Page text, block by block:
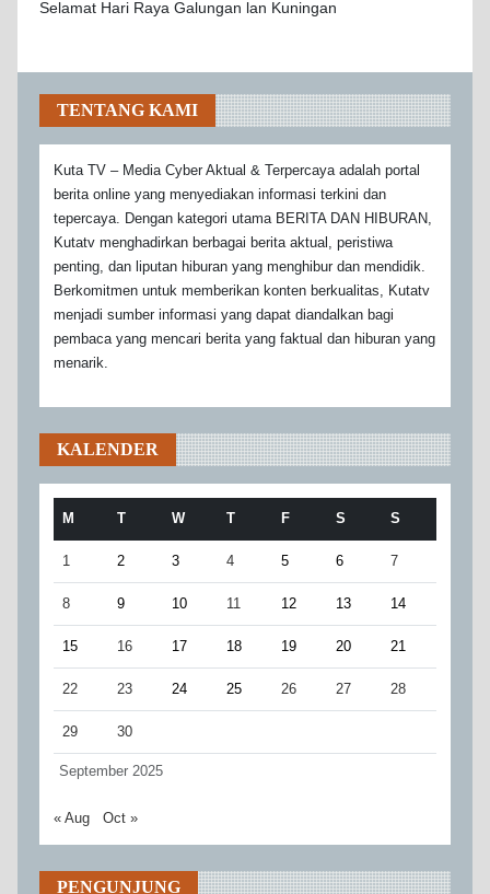
TENTANG KAMI
Kuta TV – Media Cyber Aktual & Terpercaya adalah portal
berita online yang menyediakan informasi terkini dan
tepercaya. Dengan kategori utama BERITA DAN HIBURAN,
Kutatv menghadirkan berbagai berita aktual, peristiwa
penting, dan liputan hiburan yang menghibur dan mendidik.
Berkomitmen untuk memberikan konten berkualitas, Kutatv
menjadi sumber informasi yang dapat diandalkan bagi
pembaca yang mencari berita yang faktual dan hiburan yang
menarik.
KALENDER
September 2025
M T W T F S S
1 2 3 4 5 6 7
8 9 10 11 12 13 14
15 16 17 18 19 20 21
22 23 24 25 26 27 28
29 30
« Aug Oct »
PENGUNJUNG